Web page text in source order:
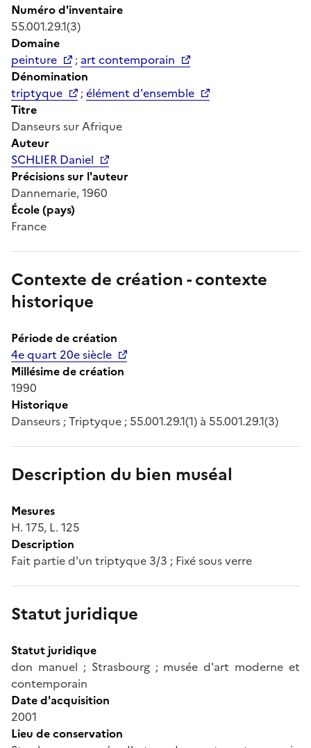
Numéro d'inventaire
55.001.29.1(3)
Domaine
peinture
; art contemporain
Dénomination
triptyque
;élément d'ensemble
Titre
Danseurs sur Afrique
Auteur
SCHLIER Daniel
Précisions sur l'auteur
Dannemarie, 1960
École (pays)
France
Contexte de création - contexte
historique
Période de création
4e quart 20e siècle
Millésime de création
1990
Historique
Danseurs ; Triptyque ; 55.001.29.1(1) à 55.001.29.1(3)
Description du bien muséal
Mesures
H. 175, L. 125
Description
Fait partie d'un triptyque 3/3 ; Fixé sous verre
Statut juridique
Statut juridique
don manuel ; Strasbourg ; musée d'art moderne et
contemporain
Date d'acquisition
2001
Lieu de conservation